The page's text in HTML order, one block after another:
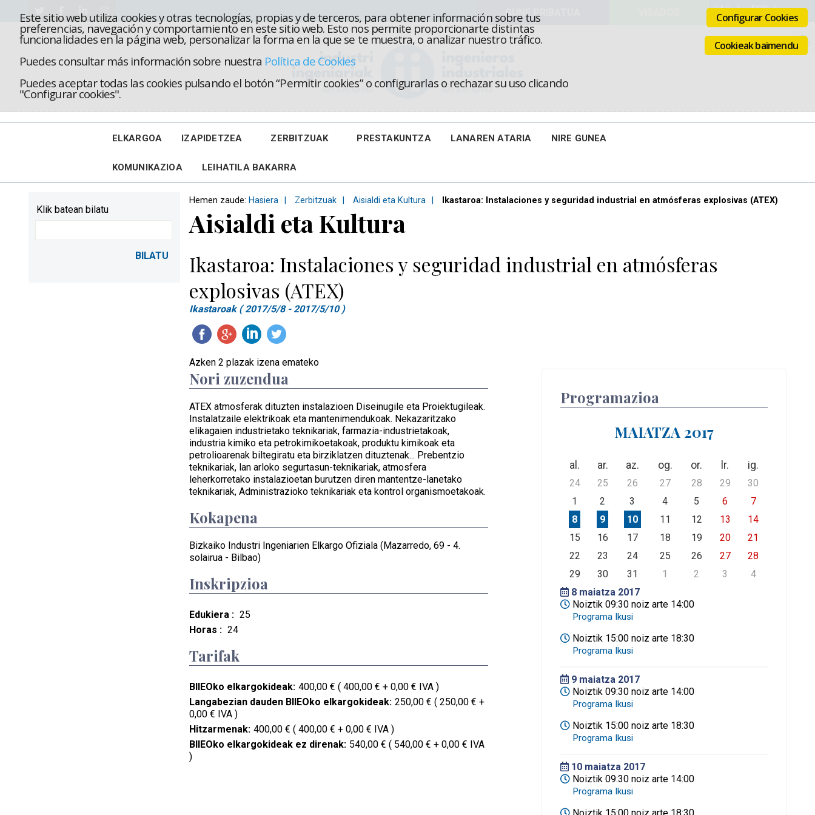
Este sitio web utiliza cookies y otras tecnologías, propias y de terceros, para obtener información sobre tus
preferencias, navegación y comportamiento en este sitio web. Esto nos permite proporcionarte distintas
funcionalidades en la página web, personalizar la forma en la que se te muestra, o analizar nuestro tráfico.
Puedes consultar más información sobre nuestra Política de Cookies
Puedes aceptar todas las cookies pulsando el botón “Permitir cookies” o configurarlas o rechazar su uso clicando
"Configurar cookies".
Configurar Cookies
Cookieak baimendu
ELKARGOA IZAPIDETZEA ZERBITZUAK PRESTAKUNTZA LANAREN ATARIA NIRE GUNEA
KOMUNIKAZIOA LEIHATILA BAKARRA
Hemen zaude: Hasiera Zerbitzuak Aisialdi eta Kultura Ikastaroa: Instalaciones y seguridad industrial en atmósferas explosivas (ATEX)
Aisialdi eta Kultura
Ikastaroa: Instalaciones y seguridad industrial en atmósferas
explosivas (ATEX)
Ikastaroak ( 2017/5/8 - 2017/5/10 )
Azken 2 plazak izena emateko
Nori zuzendua
ATEX atmosferak dituzten instalazioen Diseinugile eta Proiektugileak.
Instalatzaile elektrikoak eta mantenimendukoak. Nekazaritzako
elikagaien industrietako teknikariak, farmazia-industrietakoak,
industria kimiko eta petrokimikoetakoak, produktu kimikoak eta
petrolioarenak biltegiratu eta birziklatzen dituztenak... Prebentzio
teknikariak, lan arloko segurtasun-teknikariak, atmosfera
leherkorretako instalazioetan burutzen diren mantentze-lanetako
teknikariak, Administrazioko teknikariak eta kontrol organismoetakoak.
Kokapena
Bizkaiko Industri Ingeniarien Elkargo Ofiziala (Mazarredo, 69 - 4.
solairua - Bilbao)
Programazioa
MAIATZA 2017
al. ar. az. og. or. lr. ig.
24 25 26 27 28 29
30
1
2 3 4 5 6
7
8
9 10 11 12 13
14
15
16 17 18 19 20
21
22
23 24 25 26 27
28
29
30 31 1 2 3
4
8 maiatza 2017
Noiztik 09:30 noiz arte 14:00
Noiztik 15:00 noiz arte 18:30
9 maiatza 2017
Noiztik 09:30 noiz arte 14:00
Noiztik 15:00 noiz arte 18:30
10 maiatza 2017
Noiztik 09:30 noiz arte 14:00
Inskripzioa
Edukiera : 25
Horas : 24
Tarifak
BIIEOko elkargokideak: 400,00 € ( 400,00 € + 0,00 € IVA )
Langabezian dauden BIIEOko elkargokideak: 250,00 € ( 250,00 € +
0,00 € IVA )
Hitzarmenak: 400,00 € ( 400,00 € + 0,00 € IVA )
BIIEOko elkargokideak ez direnak: 540,00 € ( 540,00 € + 0,00 € IVA
)
Klik batean bilatu